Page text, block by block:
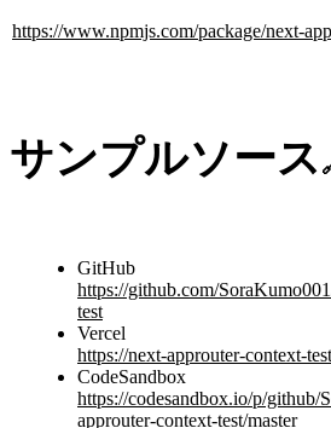
https://www.npmjs.com/package/next-
サンプルソース
GitHub
https://github.com/
test
Vercel
https://next-approuter-context-
CodeSandbox
https://codesandbox.io/p/github/
approuter-context-test/master